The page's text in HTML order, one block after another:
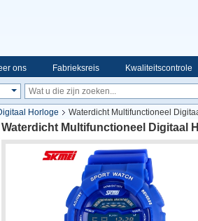
ons Fabrieksreis Kwaliteitscontrole
Horloge
Waterdicht Multifunctioneel
Waterdicht Multifunctioneel Digitaal